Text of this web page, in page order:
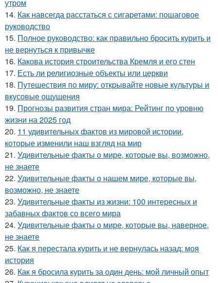
утром
14. Как навсегда расстаться с сигаретами: пошаговое
руководство
15. Полное руководство: как правильно бросить курить и
не вернуться к привычке
16. Какова история строительства Кремля и его стен
17. Есть ли религиозные объекты или церкви
18. Путешествия по миру: открывайте новые культуры и
вкусовые ощущения
19. Прогнозы развития стран мира: Рейтинг по уровню
жизни на 2025 год
20. 11 удивительных фактов из мировой истории,
которые изменили наш взгляд на мир
21. Удивительные факты о мире, которые вы, возможно,
не знаете
22. Удивительные факты о нашем мире, которые вы,
возможно, не знаете
23. Удивительные факты из жизни: 100 интересных и
забавных фактов со всего мира
24. Удивительные факты о мире, которые вы, наверное,
не знаете
25. Как я перестала курить и не вернулась назад: моя
история
26. Как я бросила курить за один день: мой личный опыт